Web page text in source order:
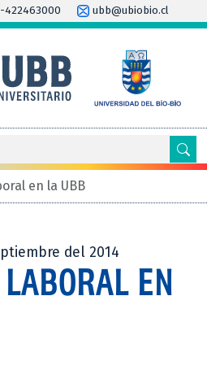
422463000 ubb@ubiobio.cl
en la UBB
del 2014
EN